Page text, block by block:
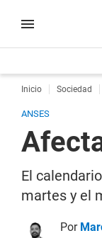
Inicio Sociedad
ANSES
El
martes y el
Por